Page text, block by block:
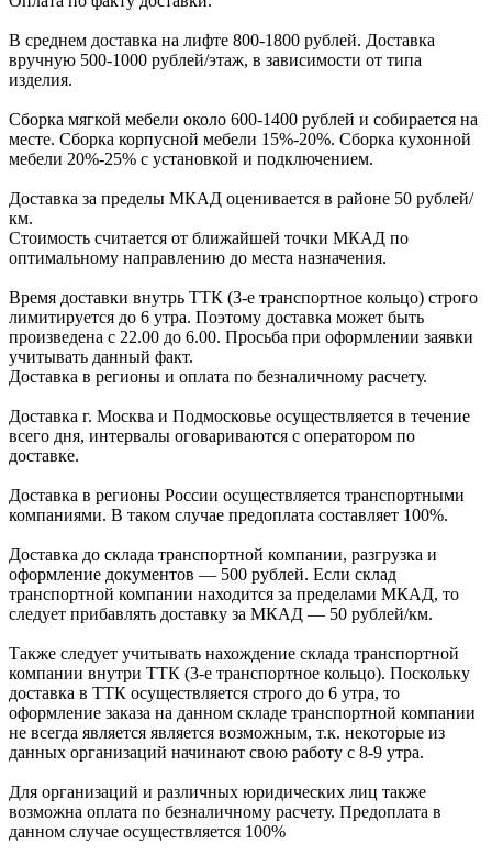
В cреднем доcтавка на лифте 800-1800 рублей. Доcтавка
вручную 500-1000 рублей/этаж, в завиcимоcти от типа
изделия.
Сборка мягкой мебели около 600-1400 рублей и собирается на
месте. Сборка корпусной мебели 15%-20%. Сборка кухонной
мебели 20%-25% с установкой и подключением.
Доставка за пределы МКАД оценивается в районе 50 рублей/
км.
Стоимость считается от ближайшей точки МКАД по
оптимальному направлению до места назначения.
Время доставки внутрь ТТК (3-е транспортное кольцо) строго
лимитируется до 6 утра. Поэтому доставка может быть
произведена с 22.00 до 6.00. Просьба при оформлении заявки
учитывать данный факт.
Доставка в регионы и оплата по безналичному расчету.
Доставка г. Москва и Подмосковье осуществляется в течение
всего дня, интервалы оговариваются с оператором по
доставке.
Доcтавка в регионы России осуществляется транспортными
компаниями. В таком случае предоплата составляет 100%.
Доставка до склада транспортной компании, разгрузка и
оформление документов — 500 рублей. Если склад
транспортной компании находится за пределами МКАД, то
следует прибавлять доставку за МКАД — 50 рублей/км.
Также следует учитывать нахождение склада транспортной
компании внутри ТТК (3-е транспортное кольцо). Поскольку
доставка в ТТК осуществляется строго до 6 утра, то
оформление заказа на данном складе транспортной компании
не всегда является является возможным, т.к. некоторые из
данных организаций начинают свою работу с 8-9 утра.
Для организаций и различных юридических лиц также
возможна оплата по безналичному расчету. Предоплата в
данном случае осуществляется 100%